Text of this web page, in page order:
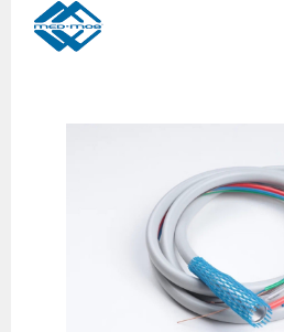
Изображения